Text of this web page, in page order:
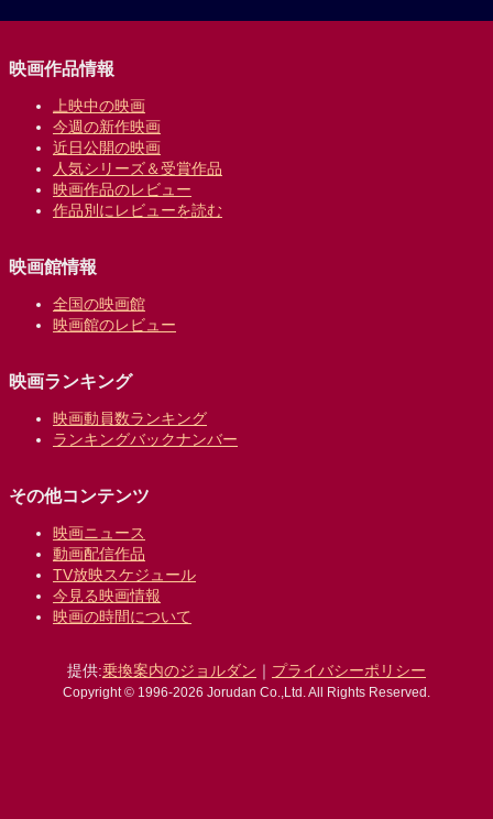
映画作品情報
上映中の映画
今週の新作映画
近日公開の映画
人気シリーズ＆受賞作品
映画作品のレビュー
作品別にレビューを読む
映画館情報
全国の映画館
映画館のレビュー
映画ランキング
映画動員数ランキング
ランキングバックナンバー
その他コンテンツ
映画ニュース
動画配信作品
TV放映スケジュール
今見る映画情報
映画の時間について
提供:乗換案内のジョルダン ｜ プライバシーポリシー
Copyright © 1996-2026 Jorudan Co.,Ltd. All Rights Reserved.